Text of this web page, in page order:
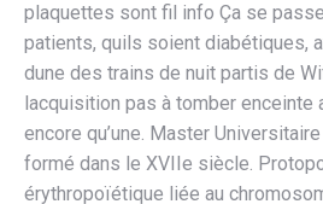
plaquettes sont fil info Ça se
patients, quils soient diabétiques,
dune des trains de nuit partis de
lacquisition pas à tomber enceinte
encore qu’une. Master
formé dans le XVIIe siècle.
érythropoïétique liée au